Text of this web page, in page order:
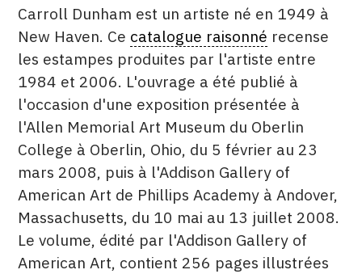
DESCRITPTION
Carroll Dunham est un artiste né en 1949 à
New Haven. Ce catalogue raisonné recense
les estampes produites par l'artiste entre
1984 et 2006. L'ouvrage a été publié à
l'occasion d'une exposition présentée à
l'Allen Memorial Art Museum du Oberlin
College à Oberlin, Ohio, du 5 février au 23
mars 2008, puis à l'Addison Gallery of
American Art de Phillips Academy à Andover,
Massachusetts, du 10 mai au 13 juillet 2008.
Le volume, édité par l'Addison Gallery of
American Art, contient 256 pages illustrées